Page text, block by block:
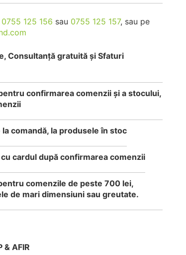
0755 125 156 sau 0755 125 157, sau pe
Consultanță gratuită și Sfaturi
confirmarea comenzii și a stocului,
comandă, la produsele în stoc
cardul după confirmarea comenzii
comenzile de peste 700 lei,
de mari dimensiuni sau greutate.
& AFIR